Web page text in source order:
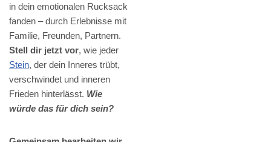
in dein emotionalen Rucksack
fanden – durch Erlebnisse mit
Familie, Freunden, Partnern.
Stell dir jetzt vor, wie jeder
Stein, der dein Inneres trübt,
verschwindet und inneren
Frieden hinterlässt. Wie
würde das für dich sein?